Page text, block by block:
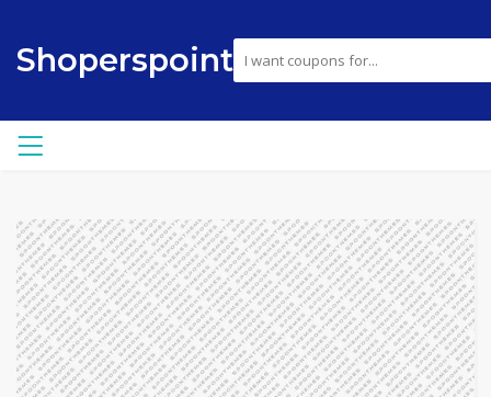
Shoperspoint